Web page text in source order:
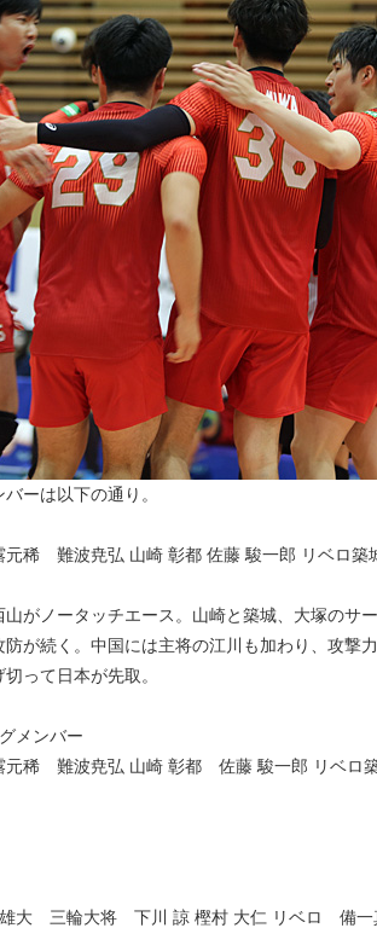
ーは以下の通り。
稀 難波尭弘 山崎 彰都 佐藤 駿一郎 リベロ築
がノータッチエース。山崎と築城、大塚のサ
が続く。中国には主将の江川も加わり、攻撃
って日本が先取。
メンバー
稀 難波尭弘 山崎 彰都 佐藤 駿一郎 リベロ
大 三輪大将 下川 諒 樫村 大仁 リベロ 備